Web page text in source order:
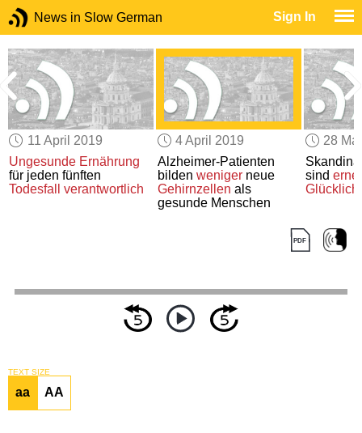
News in Slow German Sign In
11 April 2019
Ungesunde Ernährung
für jeden fünften
Todesfall
verantwortlich
4 April 2019
Alzheimer-Patienten
bilden wenigerneue
Gehirnzellen als
gesunde Menschen
28
sind
TEXT SIZE
aa AA